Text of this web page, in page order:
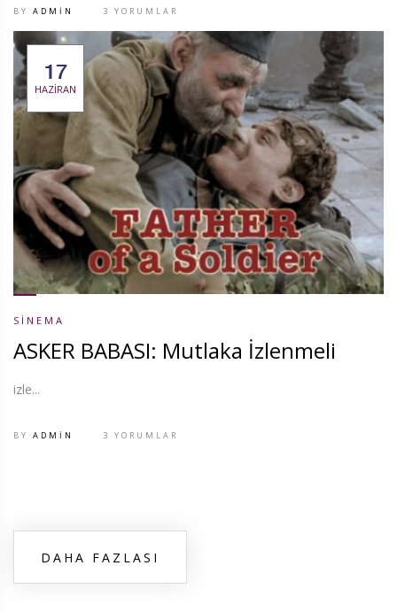
BY ADMIN 3 YORUMLAR
17
HAZIRAN
SINEMA
ASKER BABASI: Mutlaka İzlenmeli
izle...
BY ADMIN 3 YORUMLAR
DAHA FAZLASI